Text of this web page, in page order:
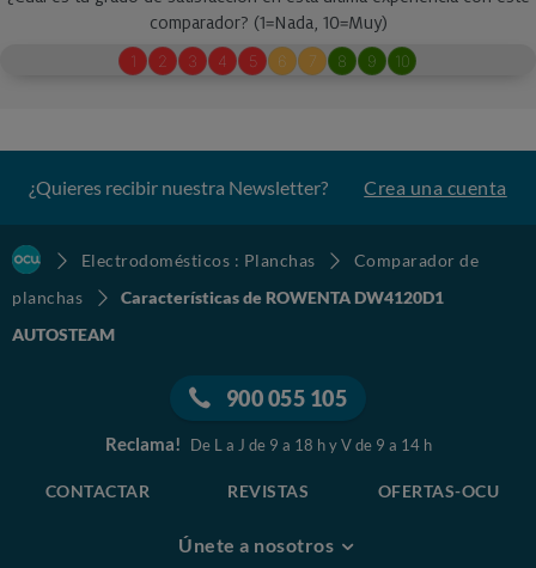
¿Quieres recibir nuestra Newsletter? Crea una cuenta
Electrodomésticos : Planchas
Comparador de
planchas
Características de ROWENTA DW4120D1
AUTOSTEAM
900 055 105
Reclama! De L a J de 9 a 18 h y V de 9 a 14 h
CONTACTAR REVISTAS OFERTAS-OCU
Únete a nosotros